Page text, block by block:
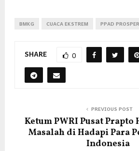
BMKG CUACA EKSTREM PPAD
SHARE 0
PREVIOUS POST
Ketum PWRI Pusat Prapto
Masalah di Hadapi Para
Indonesia